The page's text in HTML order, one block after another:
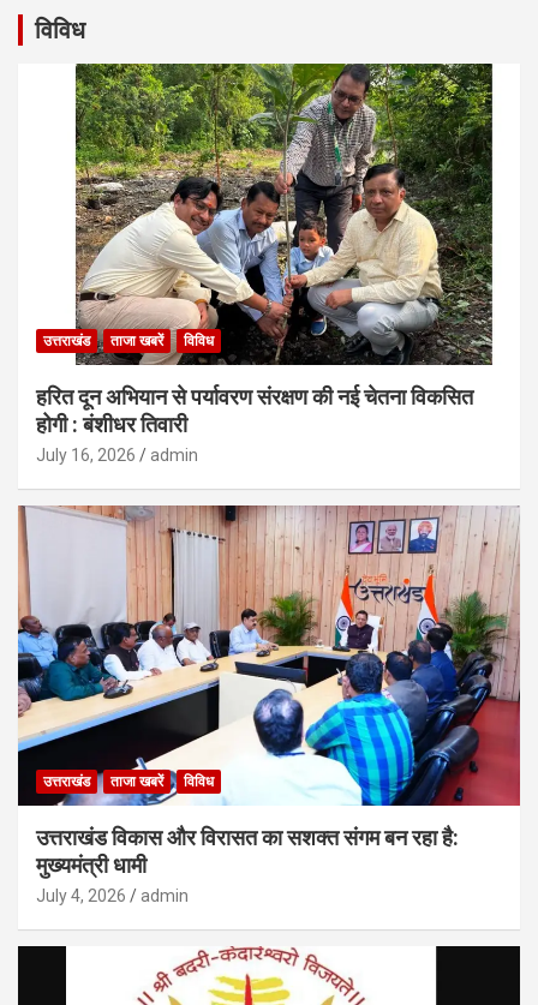
विविध
उत्तराखंड ताजा खबरें विविध
हरित दून अभियान से पर्यावरण संरक्षण की नई चेतना विकसित
होगी : बंशीधर तिवारी
July 16, 2026 admin
उत्तराखंड ताजा खबरें विविध
उत्तराखंड विकास और विरासत का सशक्त संगम बन रहा है:
मुख्यमंत्री धामी
July 4, 2026 admin